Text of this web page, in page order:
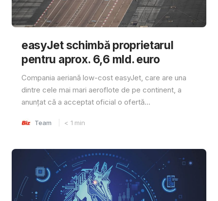
easyJet schimbă proprietarul
pentru aprox. 6,6 mld. euro
Compania aeriană low-cost easyJet, care are una
dintre cele mai mari aeroflote de pe continent, a
anunțat că a acceptat oficial o ofertă...
Team < 1 min